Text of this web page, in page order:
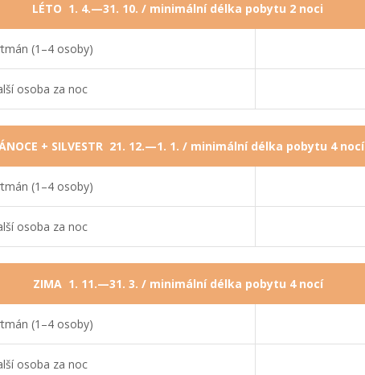
LÉTO 1. 4.—31. 10. / minimální délka pobytu 2 noci
(1–4 osoby)
osoba za noc
+ SILVESTR 21. 12.—1. 1. / minimální délka pobytu 4 nocí
(1–4 osoby)
osoba za noc
ZIMA 1. 11.—31. 3. / minimální délka pobytu 4 nocí
(1–4 osoby)
osoba za noc